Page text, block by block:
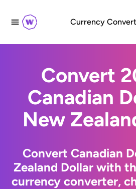
Currency
Convert
Canadian
New
Convert Canadian
Zealand Dollar with
currency converter,